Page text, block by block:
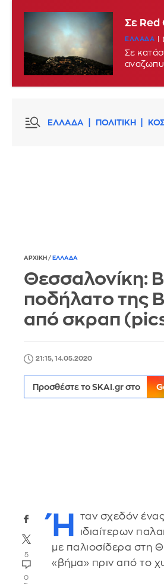
Σε Red
ΕΛΛΑΔΑ
Σε
ΕΛΛΑΔΑ ΠΟΛΙΤΙΚΗ
ΑΡΧΙΚΗ / ΕΛΛΑΔΑ
Θεσσαλονίκη:
ποδήλατο της
από σκραπ
21:15, 14.05.2020
Προσθέστε το SKAI.gr στο
5
0
Ή
ταν σχεδόν
ιδιαίτερων
με παλιοσίδερα στη
«βήμα» πριν από το